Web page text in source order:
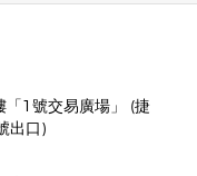
「1號交易廣場」 (捷
出口)